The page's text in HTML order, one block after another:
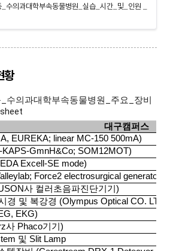
수의과대학부속동물병원_실습_시간_및_인원 _
황